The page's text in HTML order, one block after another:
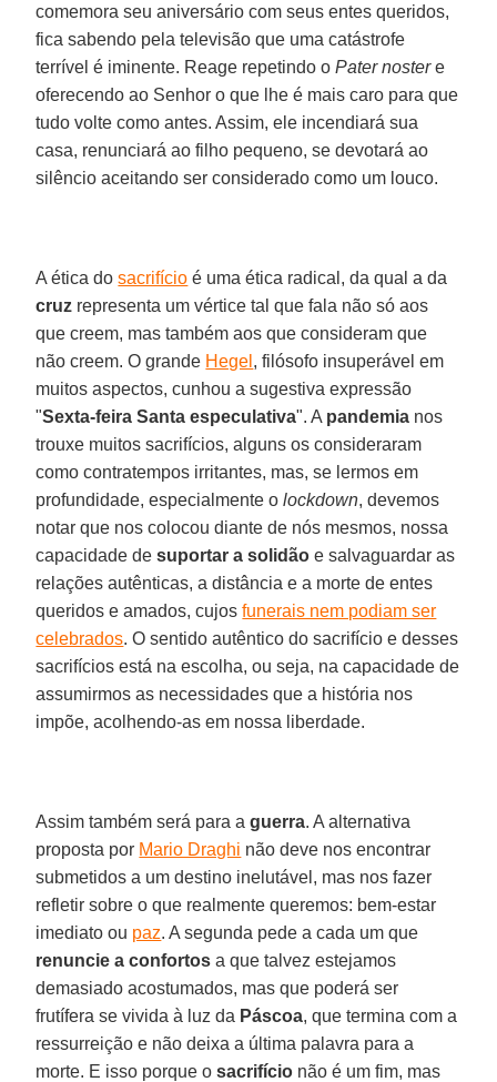
comemora seu aniversário com seus entes queridos,
fica sabendo pela televisão que uma catástrofe
terrível é iminente. Reage repetindo oPater nostere
oferecendo ao Senhor o que lhe é mais caro para que
tudo volte como antes. Assim, ele incendiará sua
casa, renunciará ao filho pequeno, se devotará ao
silêncio aceitando ser considerado como um louco.
A ética dosacrifício é uma ética radical, da qual a da
cruz representa um vértice tal que fala não só aos
que creem, mas também aos que consideram que
não creem. O grande Hegel , filósofo insuperável em
muitos aspectos, cunhou a sugestiva expressão
"Sexta-feira Santa especulativa". A pandemia nos
trouxe muitos sacrifícios, alguns os consideraram
como contratempos irritantes, mas, se lermos em
profundidade, especialmente olockdown, devemos
notar que nos colocou diante de nós mesmos, nossa
capacidade desuportar a solidão e salvaguardar as
relações autênticas, a distância e a morte de entes
queridos e amados, cujosfunerais nem podiam ser
celebrados. O sentido autêntico do sacrifício e desses
sacrifícios está na escolha, ou seja, na capacidade de
assumirmos as necessidades que a história nos
impõe, acolhendo-as em nossa liberdade.
Assim também será para aguerra. A alternativa
proposta por Mario Draghi não deve nos encontrar
submetidos a um destino inelutável, mas nos fazer
refletir sobre o que realmente queremos: bem-estar
imediato ou paz. A segunda pede a cada um que
renuncie a confortos a que talvez estejamos
demasiado acostumados, mas que poderá ser
frutífera se vivida à luz da Páscoa, que termina com a
ressurreição e não deixa a última palavra para a
morte. E isso porque osacrifício não é um fim, mas